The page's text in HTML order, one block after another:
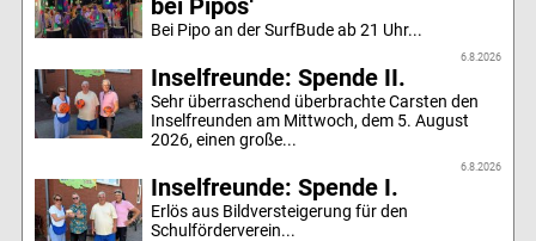
bei Pipos‘
Bei Pipo an der SurfBude ab 21 Uhr...
6.8.2026
Inselfreunde: Spende II.
Sehr überraschend überbrachte Carsten den
Inselfreunden am Mittwoch, dem 5. August
2026, einen große...
6.8.2026
Inselfreunde: Spende I.
Erlös aus Bildversteigerung für den
Schulförderverein...